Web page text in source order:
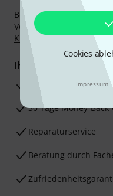
Cookies
Impressum
Bezahlen Sie
Vorkasse, PayPal,
Klarna Ratenzahlung
Ihre Vorteile
3 Jahre Thomann
30 Tage Money-
Reparaturservice
Beratung durch